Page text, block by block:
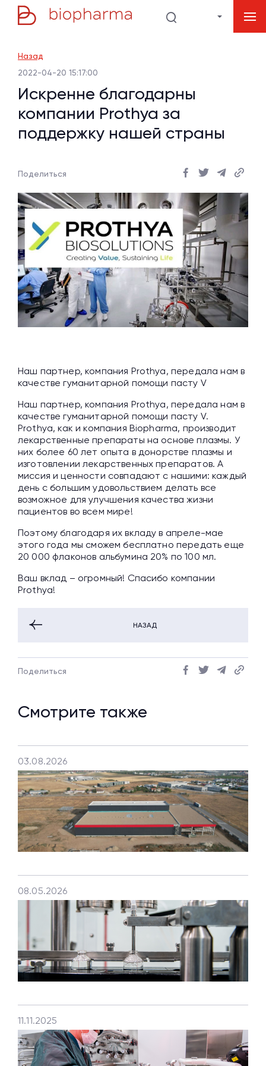
Назад
2022-04-20 15:17:00
Искренне благодарны
компании Prothya за
поддержку нашей страны
Поделиться
Наш партнер, компания Prothya, передала нам в
качестве гуманитарной помощи пасту V
Наш партнер, компания Prothya, передала нам в
качестве гуманитарной помощи пасту V.
Prothya, как и компания Biopharma, производит
лекарственные препараты на основе плазмы. У
них более 60 лет опыта в донорстве плазмы и
изготовлении лекарственных препаратов. А
миссия и ценности совпадают с нашими: каждый
день с большим удовольствием делать все
возможное для улучшения качества жизни
пациентов во всем мире!
Поэтому благодаря их вкладу в апреле-мае
этого года мы сможем бесплатно передать еще
20 000 флаконов альбумина 20% по 100 мл.
Ваш вклад – огромный! Спасибо компании
Prothya!
НАЗАД
Поделиться
Смотрите также
03.08.2026
08.05.2026
11.11.2025